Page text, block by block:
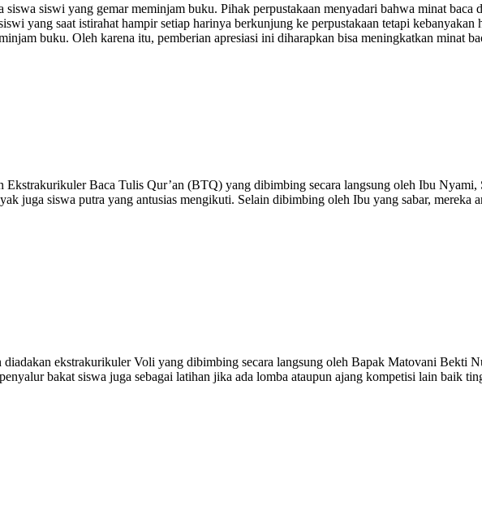
siswi yang gemar meminjam buku. Pihak perpustakaan menyadari bahwa minat
yang saat istirahat hampir setiap harinya berkunjung ke perpustakaan tetapi kebanyakan
buku. Oleh karena itu, pemberian apresiasi ini diharapkan bisa meningkatkan minat
Baca Tulis Qur’an (BTQ) yang dibimbing secara langsung oleh Ibu Nyami,
juga siswa putra yang antusias mengikuti. Selain dibimbing oleh Ibu yang sabar, mereka
ekstrakurikuler Voli yang dibimbing secara langsung oleh Bapak Matovani Bekti
bakat siswa juga sebagai latihan jika ada lomba ataupun ajang kompetisi lain baik